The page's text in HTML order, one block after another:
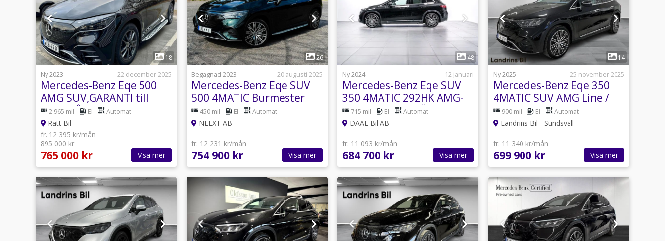
18
Ny 2023
22 december 2025
Mercedes-Benz Eqe 500
AMG SUV,GARANTI till
2028, SÅLD
2 965 mil El Automat
Rätt Bil
fr. 12 395 kr/mån
895 000 kr
765 000 kr Visa mer
1
26
Begagnad 2023
20 augusti 2025
Mercedes-Benz Eqe SUV
500 4MATIC Burmester
AMG / MOMS/VAT
450 mil El Automat
NEEXT AB
fr. 12 231 kr/mån
754 900 kr Visa mer
1
48
Ny 2024
12 januari
Mercedes-Benz Eqe SUV
350 4MATIC 292HK AMG-
LINE 360-KAM VÄRMARE
DRAG
715 mil El Automat
DAAL Bil AB
fr. 11 093 kr/mån
684 700 kr Visa mer
1
14
Ny 2025
25 november 2025
Mercedes-Benz Eqe 350
4MATIC SUV AMG Line /
Dragkrok
900 mil El Automat
Landrins Bil - Sundsvall
fr. 11 340 kr/mån
699 900 kr Visa mer